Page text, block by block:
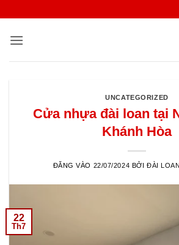
nội
UNCATEGORIZED
Cửa nhựa đài loan tại
Khánh Hòa
ĐĂNG VÀO 22/07/2024 BỞI ĐÀI
22
Th7